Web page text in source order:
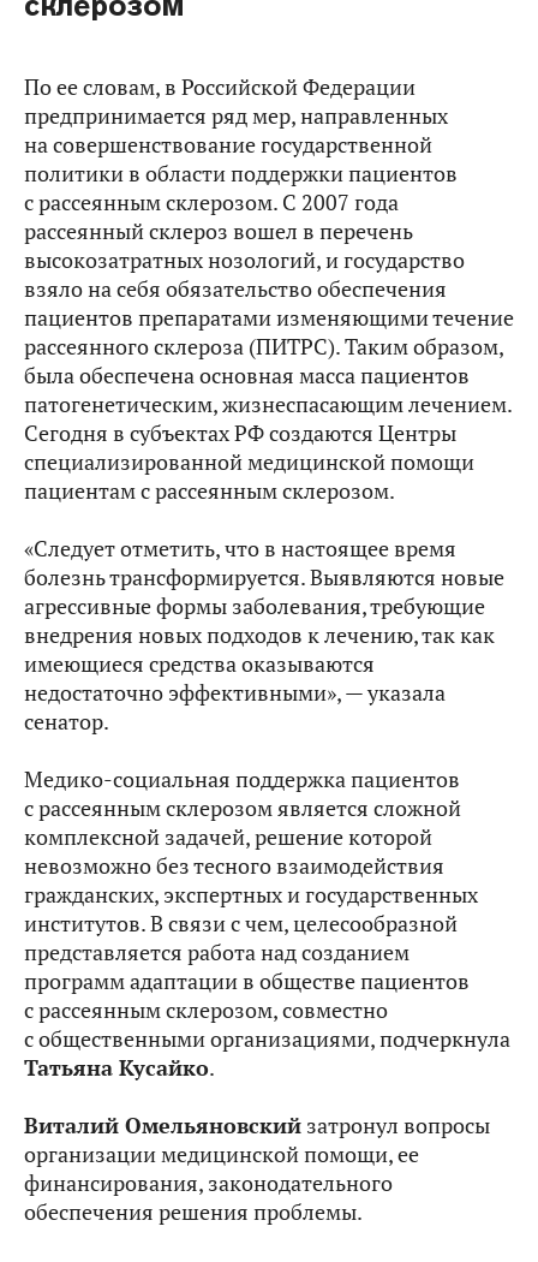
По ее словам, в Российской Федерации
предпринимается ряд мер, направленных
на совершенствование государственной
политики в области поддержки пациентов
с рассеянным склерозом. С 2007 года
рассеянный склероз вошел в перечень
высокозатратных нозологий, и государство
взяло на себя обязательство обеспечения
пациентов препаратами изменяющими течение
рассеянного склероза (ПИТРС). Таким образом,
была обеспечена основная масса пациентов
патогенетическим, жизнеспасающим лечением.
Сегодня в субъектах РФ создаются Центры
специализированной медицинской помощи
пациентам с рассеянным склерозом.
«Следует отметить, что в настоящее время
болезнь трансформируется. Выявляются новые
агрессивные формы заболевания, требующие
внедрения новых подходов к лечению, так как
имеющиеся средства оказываются
недостаточно эффективными», — указала
сенатор.
Медико-социальная поддержка пациентов
с рассеянным склерозом является сложной
комплексной задачей, решение которой
невозможно без тесного взаимодействия
гражданских, экспертных и государственных
институтов. В связи с чем, целесообразной
представляется работа над созданием
программ адаптации в обществе пациентов
с рассеянным склерозом, совместно
с общественными организациями, подчеркнула
Татьяна Кусайко.
Виталий Омельяновский затронул вопросы
организации медицинской помощи, ее
финансирования, законодательного
обеспечения решения проблемы.